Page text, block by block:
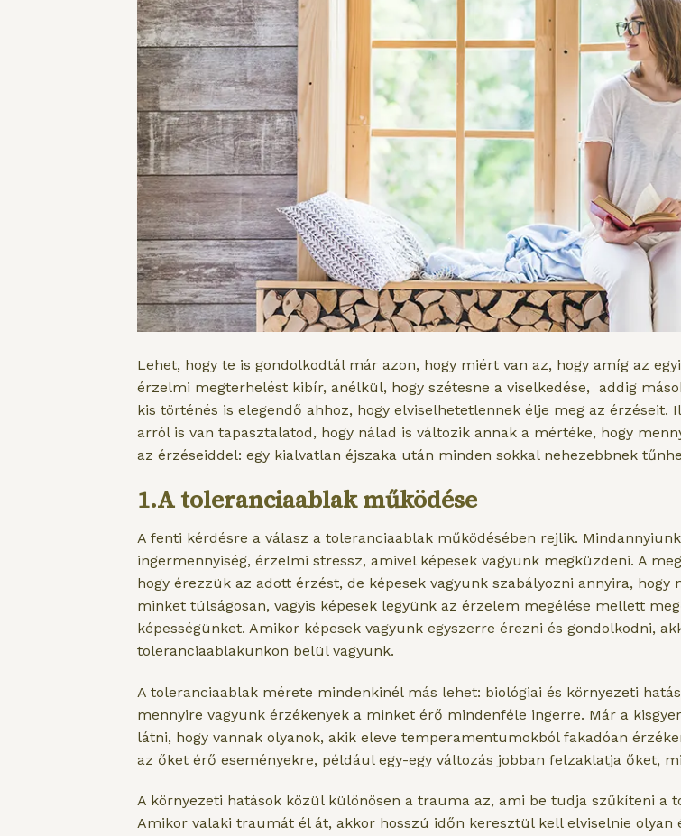
Lehet, hogy te is gondolkodtál már azon, hogy miért van az, hogy amíg az
érzelmi megterhelést kibír, anélkül, hogy szétesne a viselkedése, addig
kis történés is elegendő ahhoz, hogy elviselhetetlennek élje meg az érzéseit.
arról is van tapasztalatod, hogy nálad is változik annak a mértéke, hogy
az érzéseiddel: egy kialvatlan éjszaka után minden sokkal nehezebbnek
1.A toleranciaablak működése
A fenti kérdésre a válasz a toleranciaablak működésében rejlik.
ingermennyiség, érzelmi stressz, amivel képesek vagyunk megküzdeni. A
hogy érezzük az adott érzést, de képesek vagyunk szabályozni annyira, hogy
minket túlságosan, vagyis képesek legyünk az érzelem megélése mellett
képességünket. Amikor képesek vagyunk egyszerre érezni és gondolkodni,
toleranciaablakunkon belül vagyunk.
A toleranciaablak mérete mindenkinél más lehet: biológiai és környezeti
mennyire vagyunk érzékenyek a minket érő mindenféle ingerre. Már a
látni, hogy vannak olyanok, akik eleve temperamentumokból fakadóan
az őket érő eseményekre, például egy-egy változás jobban felzaklatja őket,
A környezeti hatások közül különösen a trauma az, ami be tudja szűkíteni a
Amikor valaki traumát él át, akkor hosszú időn keresztül kell elviselnie olyan